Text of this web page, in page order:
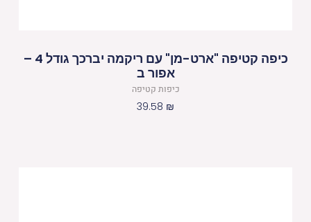
כיפה קטיפה "ארט-מן" עם ריקמה יברכך גודל 4 –
אפור ב
כיפות קטיפה
39.58 ₪